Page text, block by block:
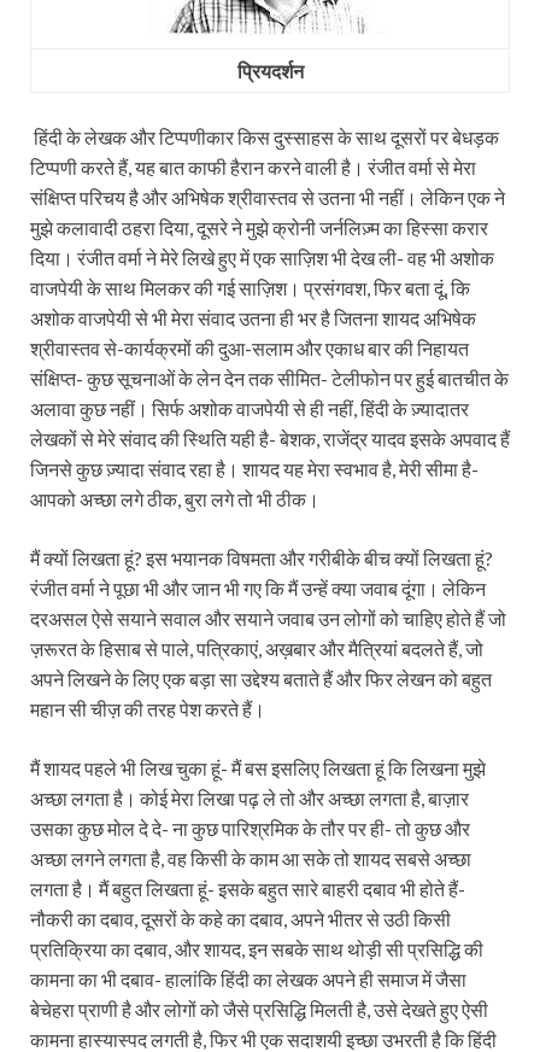
प्रियदर्शन
हिंदी के लेखक और टिप्पणीकार किस दुस्साहस के साथ दूसरों पर बेधड़क
टिप्पणी करते हैं, यह बात काफी हैरान करने वाली है। रंजीत वर्मा से मेरा
संक्षिप्त परिचय है और अभिषेक श्रीवास्तव से उतना भी नहीं। लेकिन एक ने
मुझे कलावादी ठहरा दिया, दूसरे ने मुझे क्रोनी जर्नलिज़्म का हिस्सा करार
दिया। रंजीत वर्मा ने मेरे लिखे हुए में एक साज़िश भी देख ली- वह भी अशोक
वाजपेयी के साथ मिलकर की गई साज़िश। प्रसंगवश, फिर बता दूं, कि
अशोक वाजपेयी से भी मेरा संवाद उतना ही भर है जितना शायद अभिषेक
श्रीवास्तव से-कार्यक्रमों की दुआ-सलाम और एकाध बार की निहायत
संक्षिप्त- कुछ सूचनाओं के लेन देन तक सीमित- टेलीफोन पर हुई बातचीत के
अलावा कुछ नहीं। सिर्फ अशोक वाजपेयी से ही नहीं, हिंदी के ज़्यादातर
लेखकों से मेरे संवाद की स्थिति यही है- बेशक, राजेंद्र यादव इसके अपवाद हैं
जिनसे कुछ ज़्यादा संवाद रहा है। शायद यह मेरा स्वभाव है, मेरी सीमा है-
आपको अच्छा लगे ठीक, बुरा लगे तो भी ठीक।
मैं क्यों लिखता हूं? इस भयानक विषमता और गरीबीके बीच क्यों लिखता हूं?
रंजीत वर्मा ने पूछा भी और जान भी गए कि मैं उन्हें क्या जवाब दूंगा। लेकिन
दरअसल ऐसे सयाने सवाल और सयाने जवाब उन लोगों को चाहिए होते हैं जो
ज़रूरत के हिसाब से पाले, पत्रिकाएं, अख़बार और मैत्रियां बदलते हैं, जो
अपने लिखने के लिए एक बड़ा सा उद्देश्य बताते हैं और फिर लेखन को बहुत
महान सी चीज़ की तरह पेश करते हैं।
मैं शायद पहले भी लिख चुका हूं- मैं बस इसलिए लिखता हूं कि लिखना मुझे
अच्छा लगता है। कोई मेरा लिखा पढ़ ले तो और अच्छा लगता है, बाज़ार
उसका कुछ मोल दे दे- ना कुछ पारिश्रमिक के तौर पर ही- तो कुछ और
अच्छा लगने लगता है, वह किसी के काम आ सके तो शायद सबसे अच्छा
लगता है। मैं बहुत लिखता हूं- इसके बहुत सारे बाहरी दबाव भी होते हैं-
नौकरी का दबाव, दूसरों के कहे का दबाव, अपने भीतर से उठी किसी
प्रतिक्रिया का दबाव, और शायद, इन सबके साथ थोड़ी सी प्रसिद्धि की
कामना का भी दबाव- हालांकि हिंदी का लेखक अपने ही समाज में जैसा
बेचेहरा प्राणी है और लोगों को जैसे प्रसिद्धि मिलती है, उसे देखते हुए ऐसी
कामना हास्यास्पद लगती है, फिर भी एक सदाशयी इच्छा उभरती है कि हिंदी